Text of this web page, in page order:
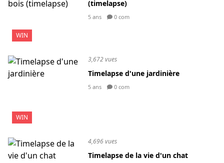
WIN
(timelapse)
5 ans 0 com
WIN
3,672 vues
Timelapse d'une jardinière
5 ans 0 com
4,696 vues
Timelapse de la vie d'un chat